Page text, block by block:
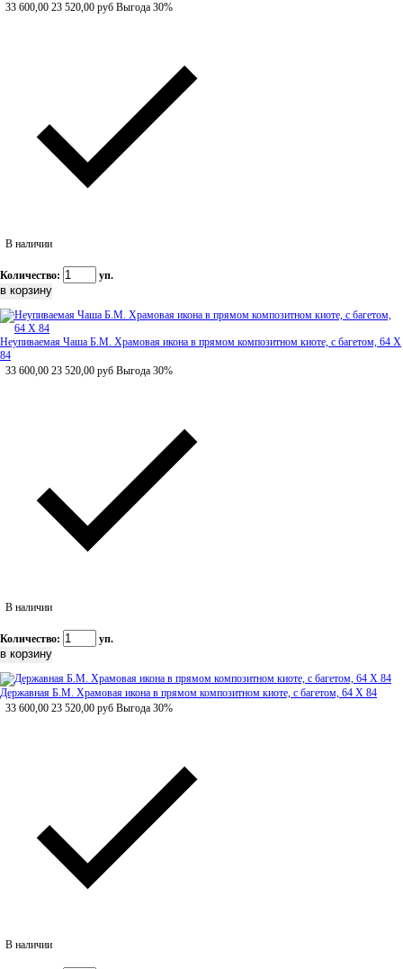
33 600,00 23 520,00 руб Выгода 30%
В наличии
Количество: уп.
Неупиваемая Чаша Б.М. Храмовая икона в прямом композитном киоте, с багетом, 64 Х
84
33 600,00 23 520,00 руб Выгода 30%
В наличии
Количество: уп.
Державная Б.М. Храмовая икона в прямом композитном киоте, с багетом, 64 Х 84
33 600,00 23 520,00 руб Выгода 30%
В наличии